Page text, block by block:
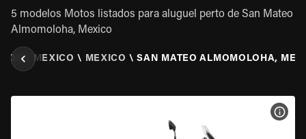
5 modelos Motos listados para aluguel perto de San Mateo
Almomoloha, Mexico
\ MEXICO \ MEXICO \ SAN MATEO ALMOMOLOHA,
VER